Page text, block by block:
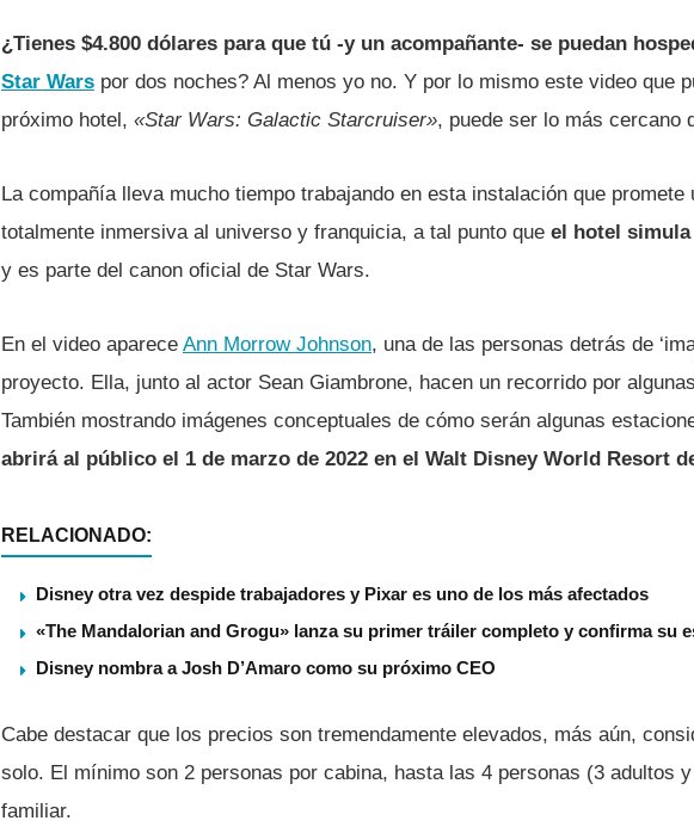
¿Tienes $4.800 dólares para que tú -y un acompañante- se puedan
Star Wars por dos noches? Al menos yo no. Y por lo mismo este video que
próximo hotel, «Star Wars: Galactic Starcruiser», puede ser lo más cercano
La compañía lleva mucho tiempo trabajando en esta instalación que promete
totalmente inmersiva al universo y franquicia, a tal punto que el hotel
y es parte del canon oficial de Star Wars.
En el video aparece Ann Morrow Johnson, una de las personas detrás de
proyecto. Ella, junto al actor Sean Giambrone, hacen un recorrido por
También mostrando imágenes conceptuales de cómo serán algunas
abrirá al público el 1 de marzo de 2022 en el Walt Disney World Resort
RELACIONADO:
Disney otra vez despide trabajadores y Pixar es uno de los más afectados
«The Mandalorian and Grogu» lanza su primer tráiler completo y confirma su
Disney nombra a Josh D’Amaro como su próximo CEO
Cabe destacar que los precios son tremendamente elevados, más aún,
solo. El mínimo son 2 personas por cabina, hasta las 4 personas (3 adultos
familiar.